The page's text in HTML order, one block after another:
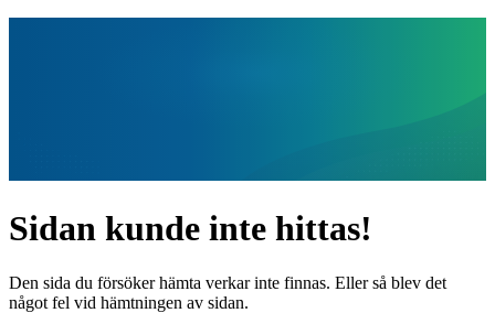
Sidan kunde inte hittas!
Den sida du försöker hämta verkar inte finnas. Eller så blev det
något fel vid hämtningen av sidan.